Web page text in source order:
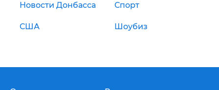
Новости Донбасса Спорт
США Шоубиз